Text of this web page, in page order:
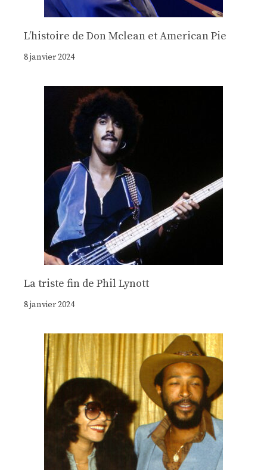
Lʼhistoire de Don Mclean et American Pie
8 janvier 2024
La triste fin de Phil Lynott
8 janvier 2024